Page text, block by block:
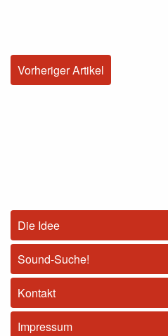
Vorheriger Artikel
Die Idee
Sound-Suche!
Kontakt
Impressum